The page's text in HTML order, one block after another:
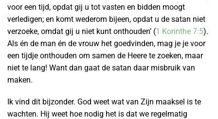
voor een tijd, opdat gij u tot vasten en bidden moogt
verledigen; en komt wederom bijeen, opdat u de satan niet
verzoeke, omdat gij u niet kunt onthouden’ (1 Korinthe 7:5).
Als én de man én de vrouw het goedvinden, mag je je voor
een tijdje onthouden om samen de Heere te zoeken, maar
niet te lang! Want dan gaat de satan daar misbruik van
maken.
Ik vind dit bijzonder. God weet wat van Zijn maaksel is te
wachten. Hij weet hoe nodig het is dat we regelmatig